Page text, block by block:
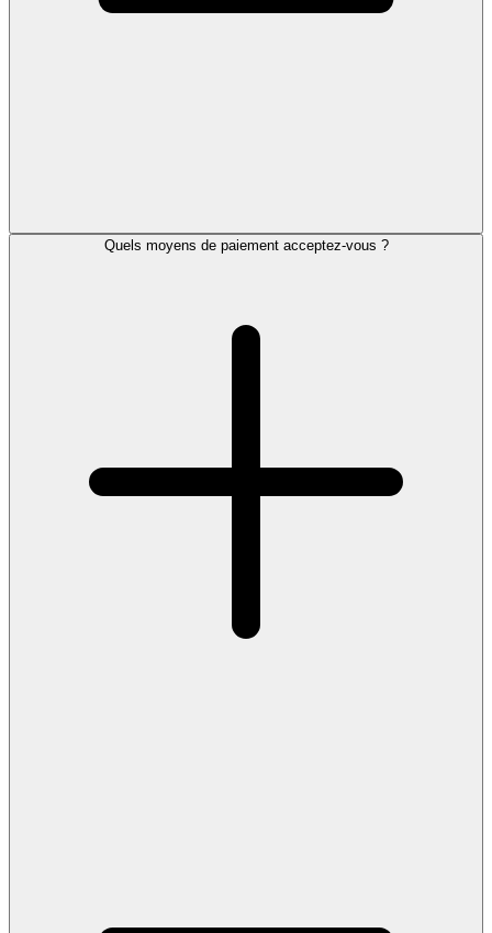
Quels moyens de paiement acceptez-vous ?